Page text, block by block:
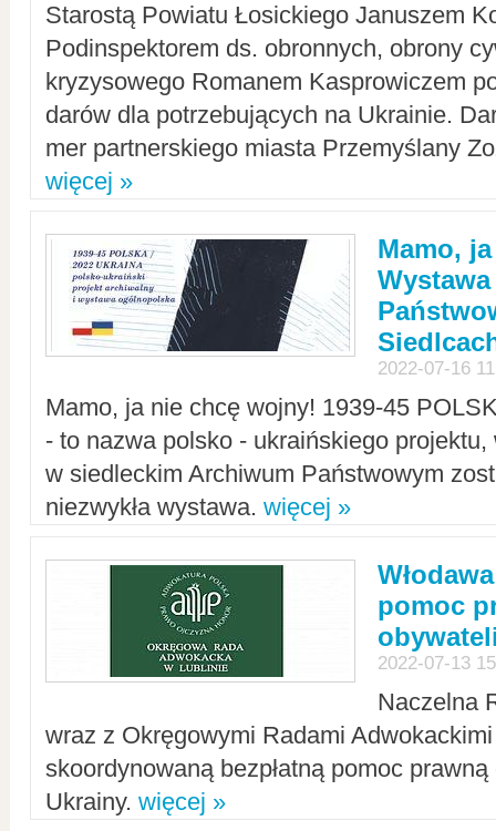
Starostą Powiatu Łosickiego Januszem
Podinspektorem ds. obronnych, obrony
kryzysowego Romanem Kasprowiczem
darów dla potrzebujących na Ukrainie.
mer partnerskiego miasta Przemyślany
więcej »
Mamo,
2022-07-16
Mamo, ja nie chcę wojny! 1939-45
- to nazwa polsko - ukraińskiego
w siedleckim Archiwum Państwowym
niezwykła wystawa. więcej »
pomoc
2022-07-13
Naczelna
wraz z Okręgowymi Radami Adwokackimi
skoordynowaną bezpłatną pomoc
Ukrainy. więcej »